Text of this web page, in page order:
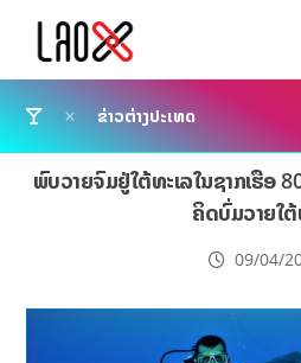
ຂ່າວຕ່າງປະເທດ
ພົບວາຍຈົມຢູ່ໃຕ້ທະເລໃນຊາກເຮືອ
ຄິດບົ່ມວາຍໃຕ້
09/04/